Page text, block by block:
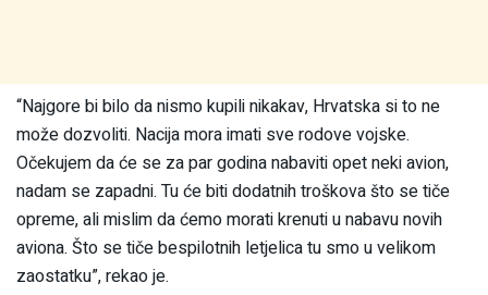
“Najgore bi bilo da nismo kupili nikakav, Hrvatska si to ne
može dozvoliti. Nacija mora imati sve rodove vojske.
Očekujem da će se za par godina nabaviti opet neki avion,
nadam se zapadni. Tu će biti dodatnih troškova što se tiče
opreme, ali mislim da ćemo morati krenuti u nabavu novih
aviona. Što se tiče bespilotnih letjelica tu smo u velikom
zaostatku”, rekao je.